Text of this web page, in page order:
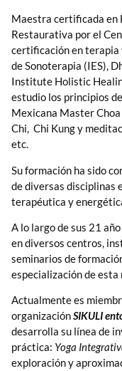
Maestra certificada en
Restaurativa por el
certificación en terapia
de Sonoterapia (IES),
Institute Holistic
estudio los principios
Mexicana Master Choa
Chi, Chi Kung y
etc.
Su formación ha sido
de diversas disciplinas
terapéutica y
A lo largo de sus 21
en diversos centros,
seminarios de
especialización de esta
Actualmente es
organizaciónSIKULI
desarrolla su línea de
práctica: Yoga
exploración y